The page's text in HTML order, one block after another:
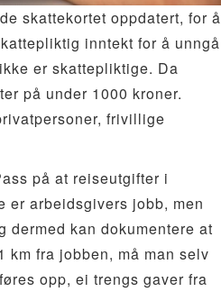
skattekortet oppdatert, for å
inntekt for å unngå
er skattepliktige. Da
på under 1000 kroner.
frivillige
på at reiseutgifter i
er arbeidsgivers jobb, men
dermed kan dokumentere at
km fra jobben, må man selv
opp, ei trengs gaver fra